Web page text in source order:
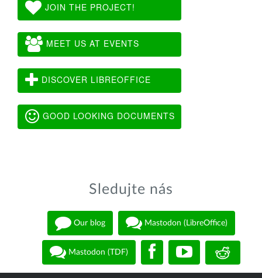
JOIN THE PROJECT!
MEET US AT EVENTS
DISCOVER LIBREOFFICE
GOOD LOOKING DOCUMENTS
Sledujte nás
Our blog Mastodon (LibreOffice)
Mastodon (TDF)